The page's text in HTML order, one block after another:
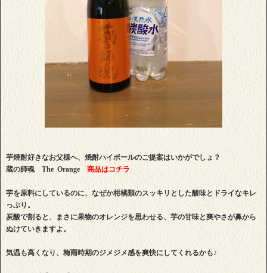
芋焼酎好きなお父様へ、焼酎ハイボールのご提案はいかがでしょ？
蔵の師魂 The Orange商品はコチラ
芋を原料にしているのに、なぜか柑橘類のスッキリとした酸味とドライなキレ
っぷり。
炭酸で割ると、まさに果物のオレンジを思わせる、芋の甘味と爽やさが鼻から
ぬけていきますよ。
気温も高くなり、梅雨時期のジメジメ感を爽快にしてくれるかも♪